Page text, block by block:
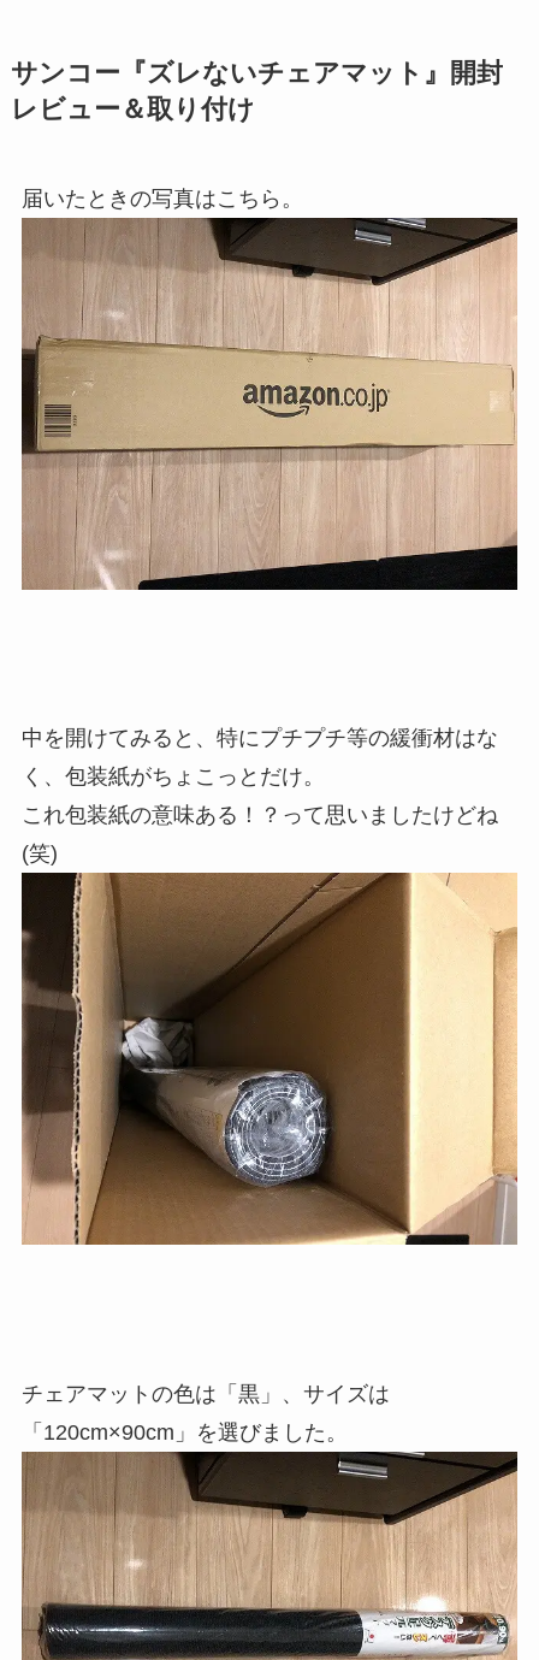
サンコー『ズレないチェアマット』開封
レビュー＆取り付け
届いたときの写真はこちら。
中を開けてみると、特にプチプチ等の緩衝材はな
く、包装紙がちょこっとだけ。
これ包装紙の意味ある！？って思いましたけどね
(笑)
チェアマットの色は「黒」、サイズは
「120cm×90cm」を選びました。